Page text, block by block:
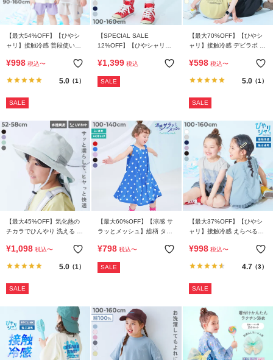
【最大54%OFF】【ひやシ
ャリ】接触冷感 普段使いも
¥998 税込〜
5.0（1）
SALE
【SPECIAL SALE
12%OFF】【ひやシャリ】
フパンツ
¥1,399 税込
SALE
【最大70%OFF】【ひやシ
ャリ】接触冷感 デビラボ 大
¥598 税込〜
5.0（1）
SALE
【最大45%OFF】気化熱の
チカラでひんやり 洗える 日
ハット
¥1,098 税込〜
5.0（1）
SALE
【最大60%OFF】【涼感 サ
ラッとメッシュ】総柄 タン
¥798 税込〜
SALE
【最大37%OFF】【ひやシ
ャリ】接触冷感 えらべるチ
リーブ 半袖Tシャツ
¥998 税込〜
4.7（3）
SALE